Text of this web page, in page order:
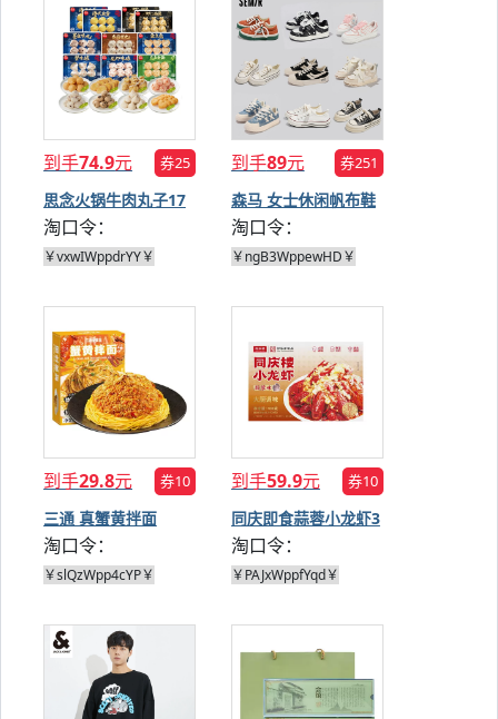
到手74.9元 券25
思念火锅牛肉丸子17
袋
淘口令：
￥vxwIWppdrYY￥
到手89元 券251
森马 女士休闲帆布鞋
多款
淘口令：
￥ngB3WppewHD￥
到手29.8元 券10
三通 真蟹黄拌面
145g*4盒
淘口令：
￥slQzWpp4cYP￥
到手59.9元 券10
同庆即食蒜蓉小龙虾3
盒
淘口令：
￥PAJxWppfYqd￥